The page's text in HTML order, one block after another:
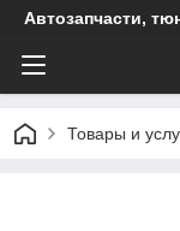
Автозапчасти,
Товары и